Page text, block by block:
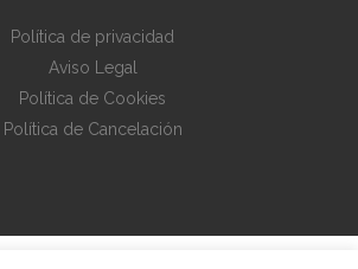
Política de privacidad
Aviso Legal
Política de Cookies
Política de Cancelación